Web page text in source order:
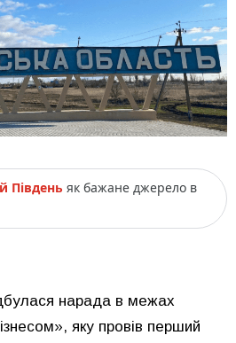
Південь як бажане джерело в
нарада в межах
яку провів перший